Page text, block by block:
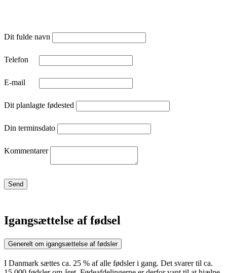
Dit fulde navn
Telefon
E-mail
Dit planlagte fødested
Din terminsdato
Kommentarer
Send
Igangsættelse af fødsel
Generelt om igangsættelse af fødsler
I Danmark sættes ca. 25 % af alle fødsler i gang. Det svarer til ca.